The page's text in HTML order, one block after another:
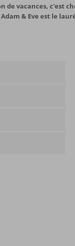
de vacances, c'est
& Eve est le